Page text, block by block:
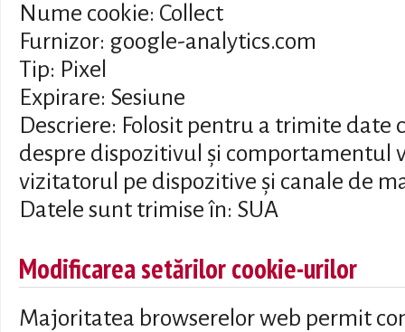
Nume cookie: Collect
Furnizor: google-analytics.com
Tip: Pixel
Expirare: Sesiune
Descriere: Folosit pentru a trimite date
despre dispozitivul și comportamentul
vizitatorul pe dispozitive și canale de
Datele sunt trimise în: SUA
Modificarea setărilor cookie-urilor
Majoritatea browserelor web permit